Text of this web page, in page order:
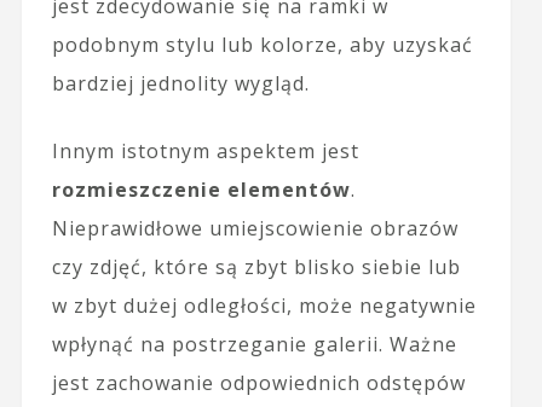
jest zdecydowanie się na ramki w
podobnym stylu lub kolorze, aby uzyskać
bardziej jednolity wygląd.
Innym istotnym aspektem jest
rozmieszczenie elementów.
Nieprawidłowe umiejscowienie obrazów
czy zdjęć, które są zbyt blisko siebie lub
w zbyt dużej odległości, może negatywnie
wpłynąć na postrzeganie galerii. Ważne
jest zachowanie odpowiednich odstępów